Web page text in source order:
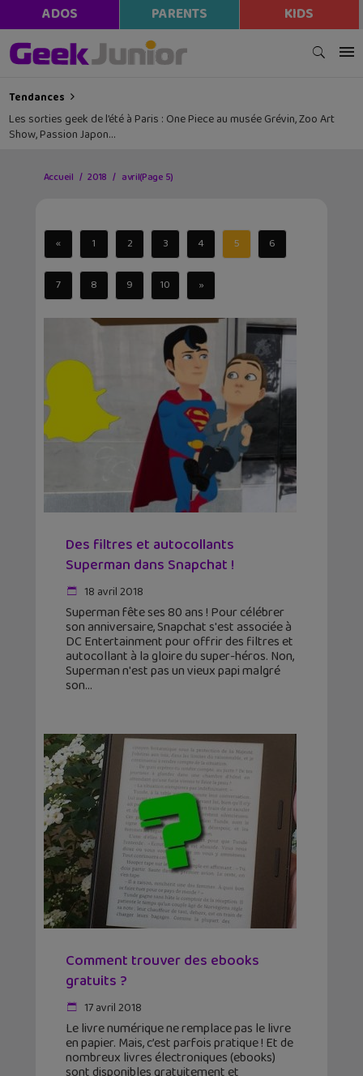
ADOS PARENTS KIDS
Tendances
Les sorties geek de l’été à Paris : One Piece au musée Grévin, Zoo Art
Show, Passion Japon…
Accueil 2018 avril(Page 5)
« 1 2 3 4 5 6
7 8 9 10 »
Des filtres et autocollants
Superman dans Snapchat !
18 avril 2018
Superman fête ses 80 ans ! Pour célébrer
son anniversaire, Snapchat s'est associée à
DC Entertainment pour offrir des filtres et
autocollant à la gloire du super-héros. Non,
Superman n'est pas un vieux papi malgré
son
Comment trouver des ebooks
gratuits ?
17 avril 2018
Le livre numérique ne remplace pas le livre
en papier. Mais, c’est parfois pratique ! Et de
nombreux livres électroniques (ebooks)